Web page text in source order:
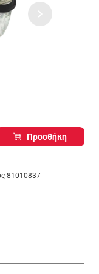
Προσθήκη
81010837